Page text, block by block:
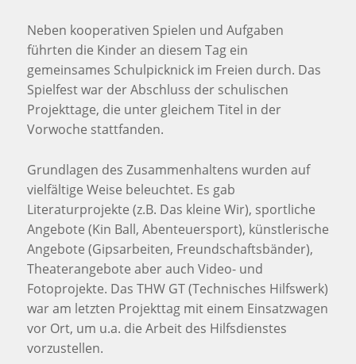
Neben kooperativen Spielen und Aufgaben
führten die Kinder an diesem Tag ein
gemeinsames Schulpicknick im Freien durch. Das
Spielfest war der Abschluss der schulischen
Projekttage, die unter gleichem Titel in der
Vorwoche stattfanden.
Grundlagen des Zusammenhaltens wurden auf
vielfältige Weise beleuchtet. Es gab
Literaturprojekte (z.B. Das kleine Wir), sportliche
Angebote (Kin Ball, Abenteuersport), künstlerische
Angebote (Gipsarbeiten, Freundschaftsbänder),
Theaterangebote aber auch Video- und
Fotoprojekte. Das THW GT (Technisches Hilfswerk)
war am letzten Projekttag mit einem Einsatzwagen
vor Ort, um u.a. die Arbeit des Hilfsdienstes
vorzustellen.